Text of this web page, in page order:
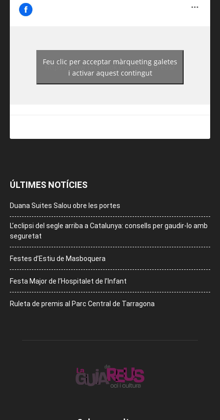
https://www.facebook.com/guiadereus/
Feu clic per acceptar màrqueting galetes
i activar aquest contingut
ÚLTIMES NOTÍCIES
Duana Suites Salou obre les portes
L’eclipsi del segle arriba a Catalunya: consells per gaudir-lo amb
seguretat
Festes d’Estiu de Masboquera
Festa Major de l’Hospitalet de l’Infant
Ruleta de premis al Parc Central de Tarragona